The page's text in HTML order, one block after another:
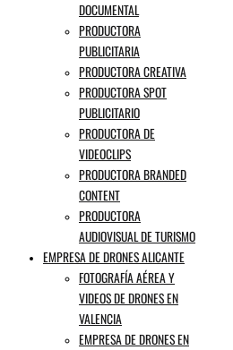
DOCUMENTAL
PRODUCTORA
PUBLICITARIA
PRODUCTORA CREATIVA
PRODUCTORA SPOT
PUBLICITARIO
PRODUCTORA DE
VIDEOCLIPS
PRODUCTORA BRANDED
CONTENT
PRODUCTORA
AUDIOVISUAL DE TURISMO
EMPRESA DE DRONES ALICANTE
FOTOGRAFÍA AÉREA Y
VIDEOS DE DRONES EN
VALENCIA
EMPRESA DE DRONES EN